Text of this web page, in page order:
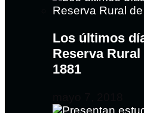
Los últimos
Reserva
1881